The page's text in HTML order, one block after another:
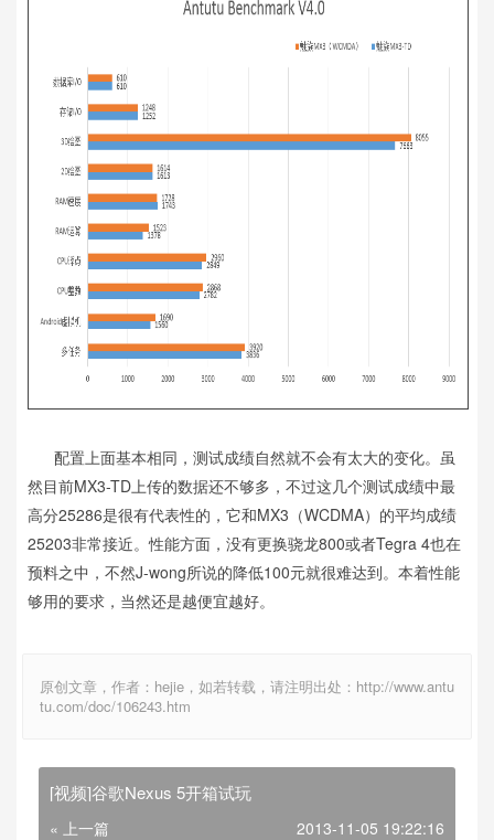
配置上面基本相同，测试成绩自然就不会有太大的变化。虽
然目前MX3-TD上传的数据还不够多，不过这几个测试成绩中最
高分25286是很有代表性的，它和MX3（WCDMA）的平均成绩
25203非常接近。性能方面，没有更换骁龙800或者Tegra 4也在
预料之中，不然J-wong所说的降低100元就很难达到。本着性能
够用的要求，当然还是越便宜越好。
原创文章，作者：hejie，如若转载，请注明出处：http://www.antu
tu.com/doc/106243.htm
[视频]谷歌Nexus 5开箱试玩
« 上一篇 2013-11-05 19:22:16